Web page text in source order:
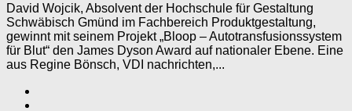
David Wojcik, Absolvent der Hochschule für Gestaltung
Schwäbisch Gmünd im Fachbereich Produktgestaltung,
gewinnt mit seinem Projekt „Bloop – Autotransfusionssystem
für Blut“ den James Dyson Award auf nationaler Ebene. Eine
aus Regine Bönsch, VDI nachrichten,...